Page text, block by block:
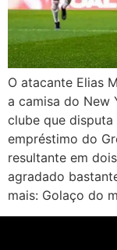
O atacante Elias
a camisa do New
clube que
empréstimo do
resultante em
agradado
mais: Golaço do